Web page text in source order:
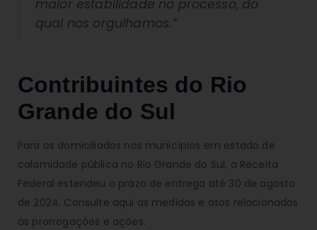
maior estabilidade no processo, do
qual nos orgulhamos.”
Contribuintes do Rio
Grande do Sul
Para os domiciliados nos municípios em estado de
calamidade pública no Rio Grande do Sul, a Receita
Federal estendeu o prazo de entrega até 30 de agosto
de 2024. Consulte aqui as medidas e atos relacionados
às prorrogações e ações.